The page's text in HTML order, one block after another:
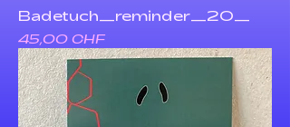
Badetuch_reminder_20_
Preis
45,00 CHF